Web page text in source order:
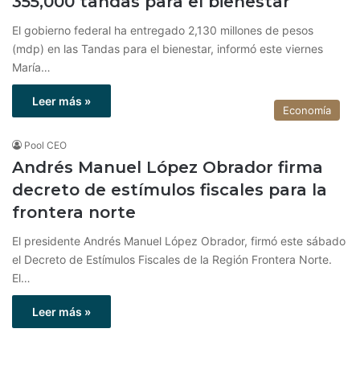
El gobierno federal ha entregado 2,130 millones de pesos
(mdp) en las Tandas para el bienestar, informó este viernes
María…
Leer más »
Economía
Pool CEO
Andrés Manuel López Obrador firma
decreto de estímulos fiscales para la
frontera norte
El presidente Andrés Manuel López Obrador, firmó este sábado
el Decreto de Estímulos Fiscales de la Región Frontera Norte.
El…
Leer más »